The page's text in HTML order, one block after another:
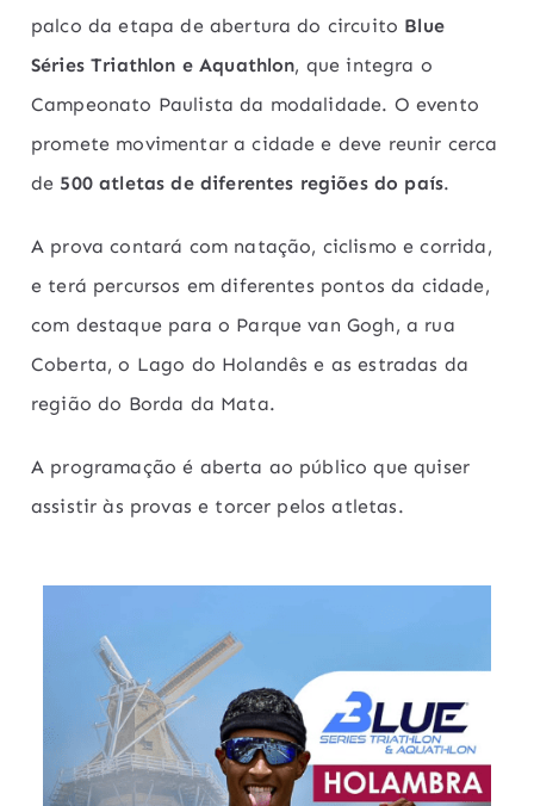
palco da etapa de abertura do circuito Blue
Séries Triathlon e Aquathlon, que integra o
Campeonato Paulista da modalidade. O evento
promete movimentar a cidade e deve reunir cerca
de 500 atletas de diferentes regiões do país.
A prova contará com natação, ciclismo e corrida,
e terá percursos em diferentes pontos da cidade,
com destaque para o Parque van Gogh, a rua
Coberta, o Lago do Holandês e as estradas da
região do Borda da Mata.
A programação é aberta ao público que quiser
assistir às provas e torcer pelos atletas.